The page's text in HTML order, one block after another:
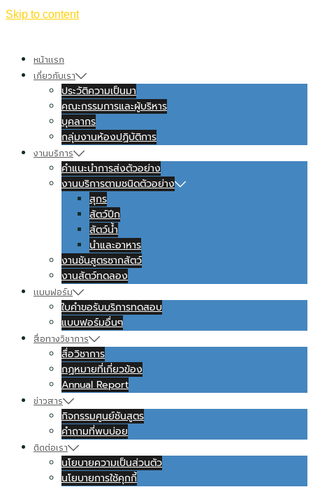
Skip to content
หน้าแรก
เกี่ยวกับเรา
ประวัติความเป็นมา
คณะกรรมการและผู้บริหาร
บุคลากร
กลุ่มงานห้องปฏิบัติการ
งานบริการ
คำแนะนำการส่งตัวอย่าง
งานบริการตามชนิดตัวอย่าง
สุกร
สัตว์ปีก
สัตว์น้ำ
นำและอาหาร
งานชันสูตรซากสัตว์
งานสัตว์ทดลอง
แบบฟอร์ม
ใบคำขอรับบริการทดสอบ
แบบฟอร์มอื่นๆ
สื่อทางวิชาการ
สื่อวิชาการ
กฏหมายที่เกี่ยวข้อง
Annual Report
ข่าวสาร
กิจกรรมศูนย์ชันสูตร
คำถามที่พบบ่อย
ติดต่อเรา
นโยบายความเป็นส่วนตัว
นโยบายการใช้คุกกี้